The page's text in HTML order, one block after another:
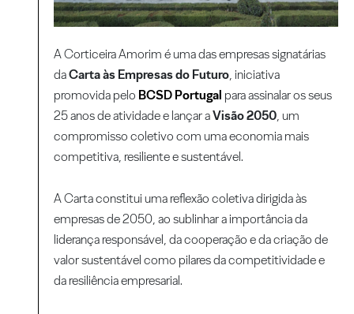
A Corticeira Amorim é uma das empresas signatárias
daCarta às Empresas do Futuro, iniciativa
promovida pelo BCSD Portugal para assinalar os seus
25 anos de atividade e lançar aVisão 2050, um
compromisso coletivo com uma economia mais
competitiva, resiliente e sustentável.
A Carta constitui uma reflexão coletiva dirigida às
empresas de 2050, ao sublinhar a importância da
liderança responsável, da cooperação e da criação de
valor sustentável como pilares da competitividade e
da resiliência empresarial.